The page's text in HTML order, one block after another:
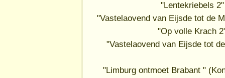
"Lentekriebels
"Vastelaovend van Eijsde tot de
"Op volle Krach
"Vastelaovend van Eijsde tot
"Limburg ontmoet Brabant "